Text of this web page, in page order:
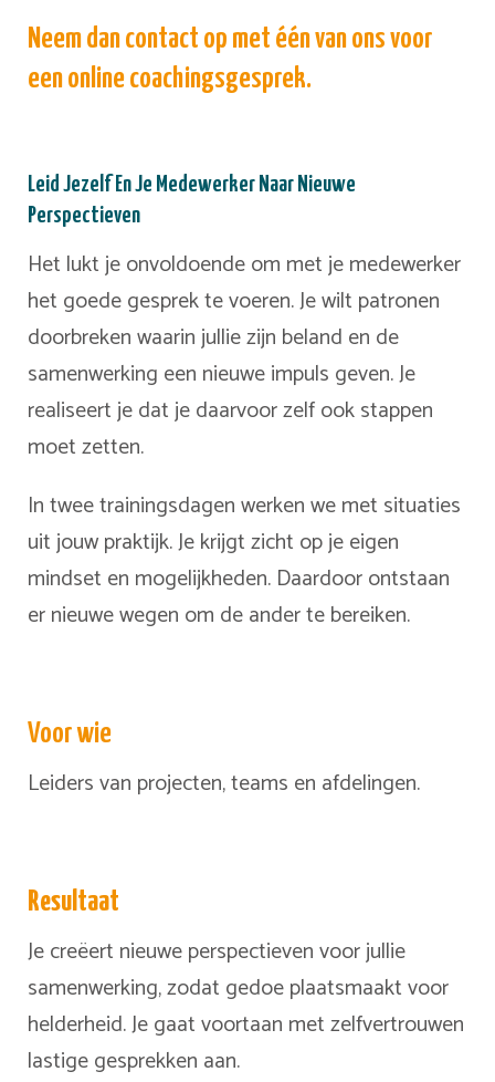
Neem dan contact op met één van ons voor
een online coachingsgesprek.
Leid Jezelf En Je Medewerker Naar Nieuwe
Perspectieven
Het lukt je onvoldoende om met je medewerker
het goede gesprek te voeren. Je wilt patronen
doorbreken waarin jullie zijn beland en de
samenwerking een nieuwe impuls geven. Je
realiseert je dat je daarvoor zelf ook stappen
moet zetten.
In twee trainingsdagen werken we met situaties
uit jouw praktijk. Je krijgt zicht op je eigen
mindset en mogelijkheden. Daardoor ontstaan
er nieuwe wegen om de ander te bereiken.
Voor wie
Leiders van projecten, teams en afdelingen.
Resultaat
Je creëert nieuwe perspectieven voor jullie
samenwerking, zodat gedoe plaatsmaakt voor
helderheid. Je gaat voortaan met zelfvertrouwen
lastige gesprekken aan.